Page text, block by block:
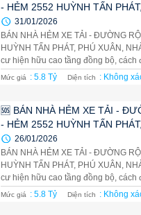
- HẺM 2552 HUỲNH TẤN
31/01/2026
BÁN NHÀ HẺM XE TẢI - ĐƯỜNG
HUỲNH TẤN PHÁT, PHÚ XUÂN,
cư hiện hữu cao tầng đồng bộ, cách
Mức giá : 5.8 Tỷ Diện tích : Không
🆘 BÁN NHÀ HẺM XE TẢI -
- HẺM 2552 HUỲNH TẤN
26/01/2026
BÁN NHÀ HẺM XE TẢI - ĐƯỜNG
HUỲNH TẤN PHÁT, PHÚ XUÂN,
cư hiện hữu cao tầng đồng bộ, cách
Mức giá : 5.8 Tỷ Diện tích : Không